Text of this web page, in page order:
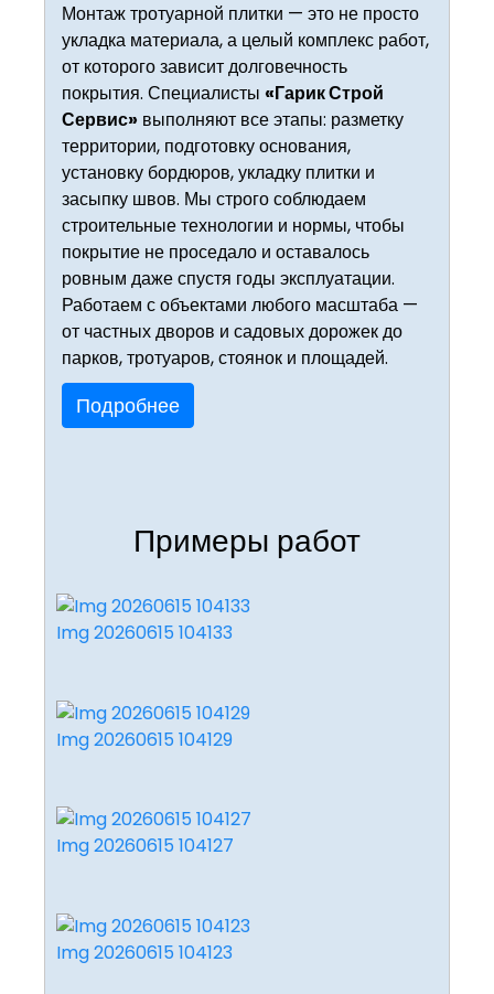
Монтаж тротуарной плитки — это не просто
укладка материала, а целый комплекс работ,
от которого зависит долговечность
покрытия. Специалисты «Гарик Строй
Сервис» выполняют все этапы: разметку
территории, подготовку основания,
установку бордюров, укладку плитки и
засыпку швов. Мы строго соблюдаем
строительные технологии и нормы, чтобы
покрытие не проседало и оставалось
ровным даже спустя годы эксплуатации.
Работаем с объектами любого масштаба —
от частных дворов и садовых дорожек до
парков, тротуаров, стоянок и площадей.
Подробнее
Примеры работ
Img 20260615 104133
Img 20260615 104129
Img 20260615 104127
Img 20260615 104123